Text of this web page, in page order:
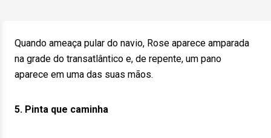
Quando ameaça pular do navio, Rose aparece amparada
na grade do transatlântico e, de repente, um pano
aparece em uma das suas mãos.
5. Pinta que caminha